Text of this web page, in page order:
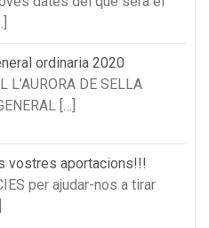
ordinaria 2020
L’AURORA DE SELLA
[…]
vostres aportacions!!!
per ajudar-nos a tirar